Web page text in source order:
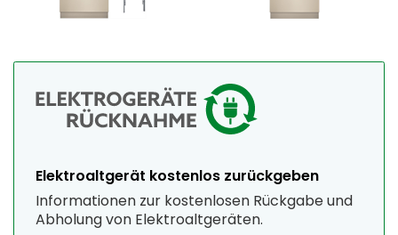
Elektroaltgerät kostenlos zurückgeben
Informationen zur kostenlosen Rückgabe und
Abholung von Elektroaltgeräten.